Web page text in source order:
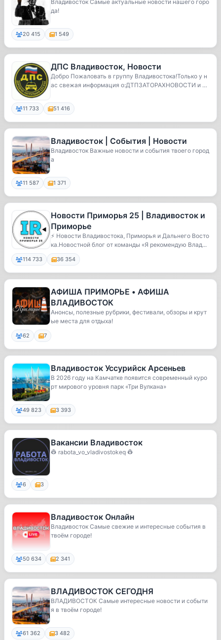
Владивосток Самые актуальные новости нашего горо
да!
20 415 1 549
ДПС Владивосток, Новости
Добро Пожаловать в группу Владивостока!Только у н
ас свежая информация о:ДТПЗАТОРАХНОВОСТИ и м
11 733 51 416
Владивосток | События | Новости
Владивосток Важные новости и события твоего город
а
11 587 1 371
Новости Приморья 25 | Владивосток и
Приморье
⚡️ Новости Владивостока, Приморья и Дальнего Восто
ка.Новостной блог от команды «Я рекомендую Влад...
114 733 36 354
АФИША ПРИМОРЬЕ • АФИША
ВЛАДИВОСТОК
Анонсы, полезные рубрики, фестивали, обзоры и крут
ые места для отдыха!
62 7
Владивосток Уссурийск Арсеньев
В 2026 году на Камчатке появится современный куро
рт мирового уровня парк «Три Вулкана»
49 823 3 393
Вакансии Владивосток
👷 rabota_vo_vladivostokeq 👷
6 3
Владивосток Онлайн
Владивосток Самые свежие и интересные события в
твоём городе!
50 634 2 341
ВЛАДИВОСТОК СЕГОДНЯ
ВЛАДИВОСТОК Самые интересные новости и событи
я в твоём городе!
61 362 3 482